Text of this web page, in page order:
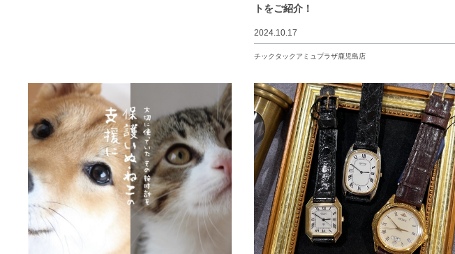
トをご紹介！
2024.10.17
チックタックアミュプラザ鹿児島店